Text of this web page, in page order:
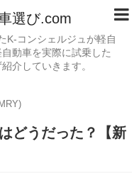
選び.com
K-コンシェルジュが軽自
動車を実際に試乗した
介していきます。
どうだった？【新